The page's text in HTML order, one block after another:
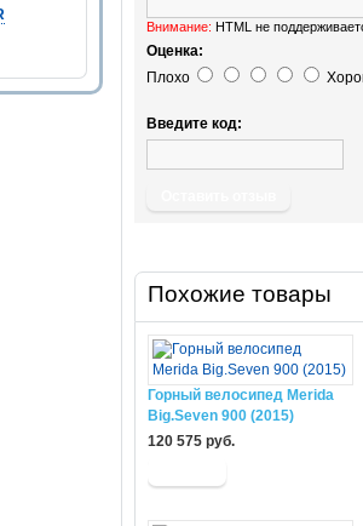
Внимание: HTML не
Оценка:
Плохо
Введите код:
Похожие товары
Горный велосипед Merida
Big.Seven 900 (2015)
120 575 руб.